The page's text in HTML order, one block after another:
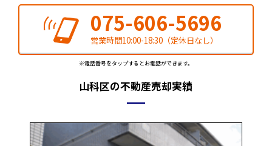
075-606-5696
営業時間10:00-18:30（定休日なし）
※電話番号をタップするとお電話ができます。
山科区の不動産売却実績